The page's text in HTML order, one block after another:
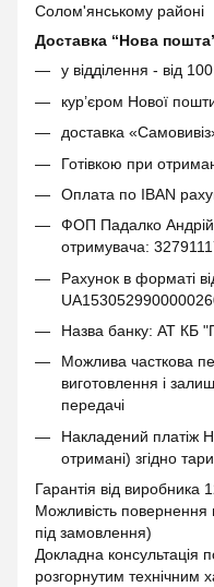
Солом'янському районі
Доставка “Нова
у відділення - від
кур’єром Нової
доставка
Готівкою при
Оплата по IBAN
ФОП Падалко Андрій
отримувача:
Рахунок в форматі
Назва банку: АТ КБ
Можлива часткова
виготовлення і
передачі
Накладений платіж
отримані) згідно
Гарантія від виробника
Можливість повернення
під замовлення)
Докладна консультація
розгорнутим технічним